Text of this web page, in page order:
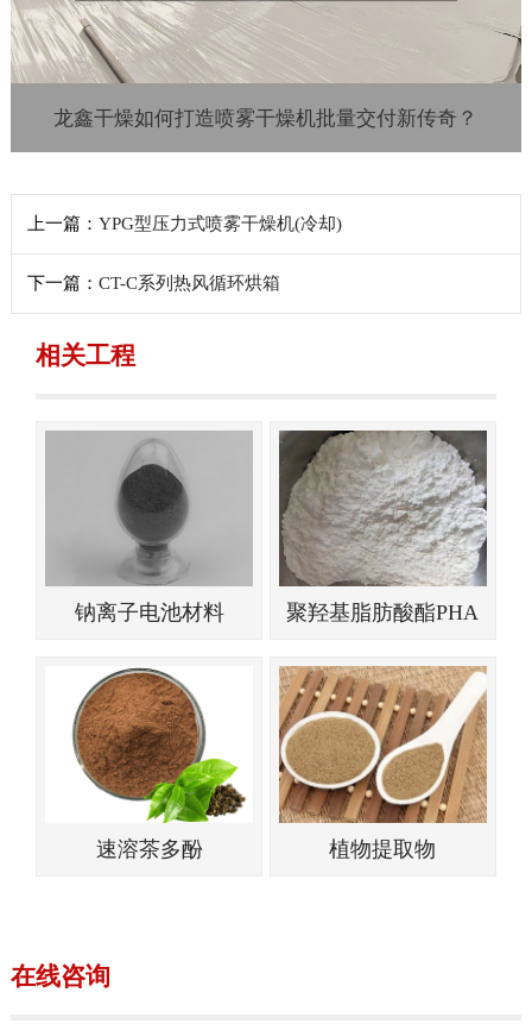
龙鑫干燥如何打造喷雾干燥机批量交付新传奇？
上一篇： YPG型压力式喷雾干燥机(冷却)
下一篇： CT-C系列热风循环烘箱
相关工程
钠离子电池材料 聚羟基脂肪酸酯PHA
速溶茶多酚 植物提取物
在线咨询